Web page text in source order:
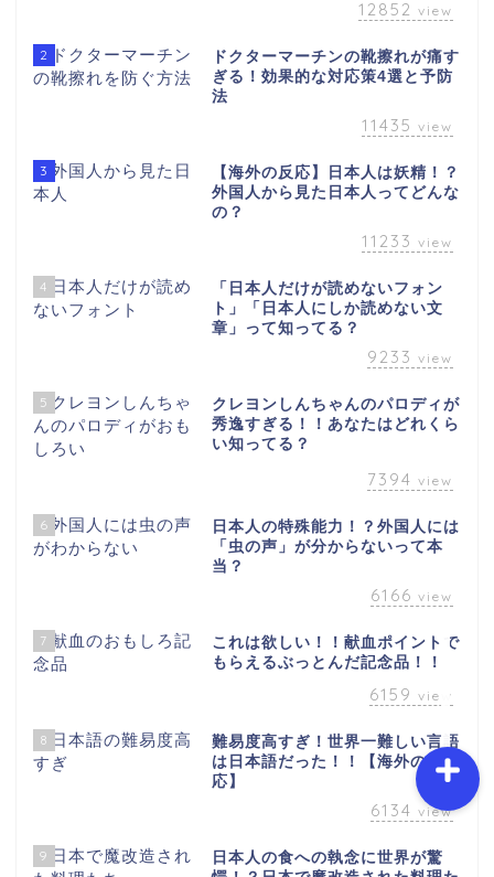
12852 view
2
ドクターマーチンの靴擦れが痛す
ぎる！効果的な対応策4選と予防
法
11435 view
3
【海外の反応】日本人は妖精！？
外国人から見た日本人ってどんな
の？
11233 view
4
「日本人だけが読めないフォン
ト」「日本人にしか読めない文
章」って知ってる？
9233 view
5
クレヨンしんちゃんのパロディが
秀逸すぎる！！あなたはどれくら
い知ってる？
7394 view
6
日本人の特殊能力！？外国人には
「虫の声」が分からないって本
当？
6166 view
7
これは欲しい！！献血ポイントで
もらえるぶっとんだ記念品！！
6159 view
8
難易度高すぎ！世界一難しい言語
は日本語だった！！【海外の反
応】
6134 view
9
日本人の食への執念に世界が驚
プロフィール
お問い合わせ
サイトマップ